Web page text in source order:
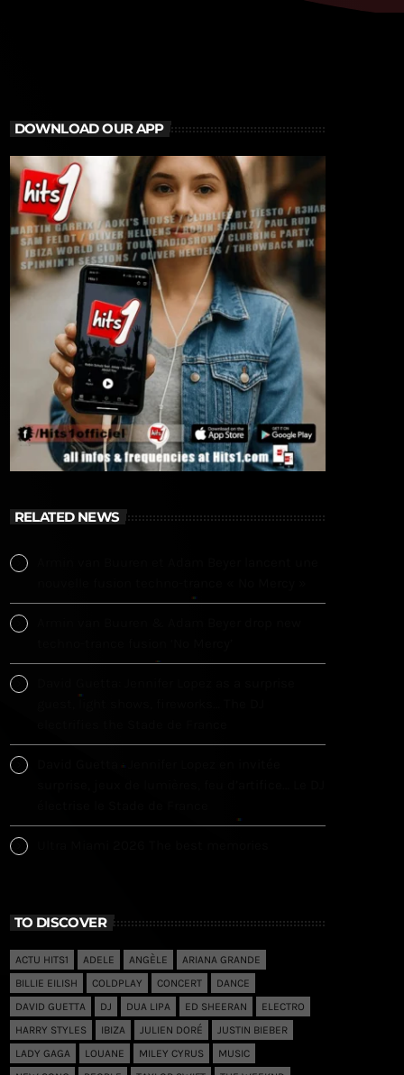
DOWNLOAD OUR APP
RELATED NEWS
David Guetta : Jennifer Lopez en invitée
TO DISCOVER
ACTU HITS1 ADELE ANGÈLE
ARIANA GRANDE
BILLIE EILISH
COLDPLAY CONCERT
DANCE
DAVID GUETTA
DJ DUA LIPA ED SHEERAN
ELECTRO
HARRY STYLES
IBIZA JULIEN DORÉ
JUSTIN BIEBER
LADY GAGA
LOUANE MILEY CYRUS
MUSIC